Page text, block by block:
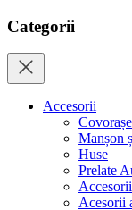
Categorii
Accesorii
Manșon
Huse
Prelate
Acesorii